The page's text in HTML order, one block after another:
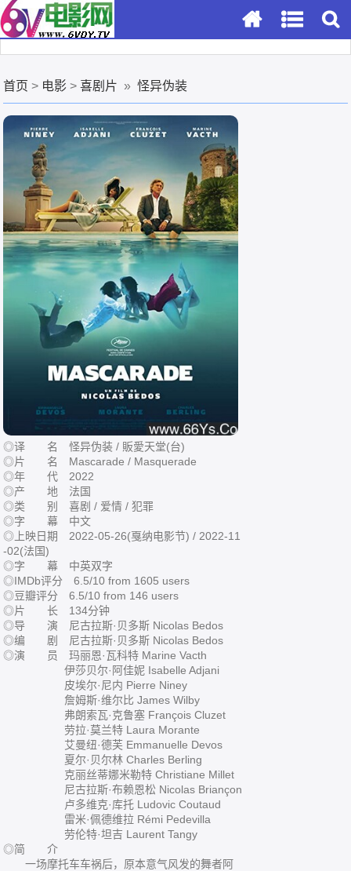
首页 > 电影 >喜剧片 »怪异伪装
◎译 名 怪异伪装 / 販愛天堂(台)
◎片 名 Mascarade / Masquerade
◎年 代 2022
◎产 地 法国
◎类 别 喜剧 / 爱情 / 犯罪
◎字 幕 中文
◎上映日期 2022-05-26(戛纳电影节) / 2022-11
-02(法国)
◎字 幕 中英双字
◎IMDb评分 6.5/10 from 1605 users
◎豆瓣评分 6.5/10 from 146 users
◎片 长 134分钟
◎导 演 尼古拉斯·贝多斯 Nicolas Bedos
◎编 剧 尼古拉斯·贝多斯 Nicolas Bedos
◎演 员 玛丽恩·瓦科特 Marine Vacth
伊莎贝尔·阿佳妮 Isabelle Adjani
皮埃尔·尼内 Pierre Niney
詹姆斯·维尔比 James Wilby
弗朗索瓦·克鲁塞 François Cluzet
劳拉·莫兰特 Laura Morante
艾曼纽·德芙 Emmanuelle Devos
夏尔·贝尔林 Charles Berling
克丽丝蒂娜米勒特 Christiane Millet
尼古拉斯·布赖恩松 Nicolas Briançon
卢多维克·库托 Ludovic Coutaud
雷米·佩德维拉 Rémi Pedevilla
劳伦特·坦吉 Laurent Tangy
◎简 介
一场摩托车车祸后，原本意气风发的舞者阿